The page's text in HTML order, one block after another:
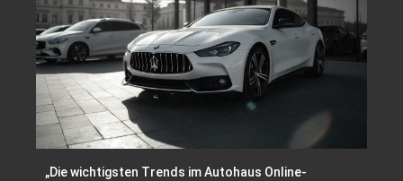
„Die wichtigsten Trends im Autohaus Online-